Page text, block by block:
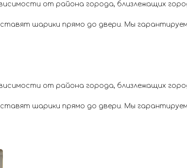
от района города, близлежащих
шарики прямо до двери. Мы
от района города, близлежащих
шарики прямо до двери. Мы